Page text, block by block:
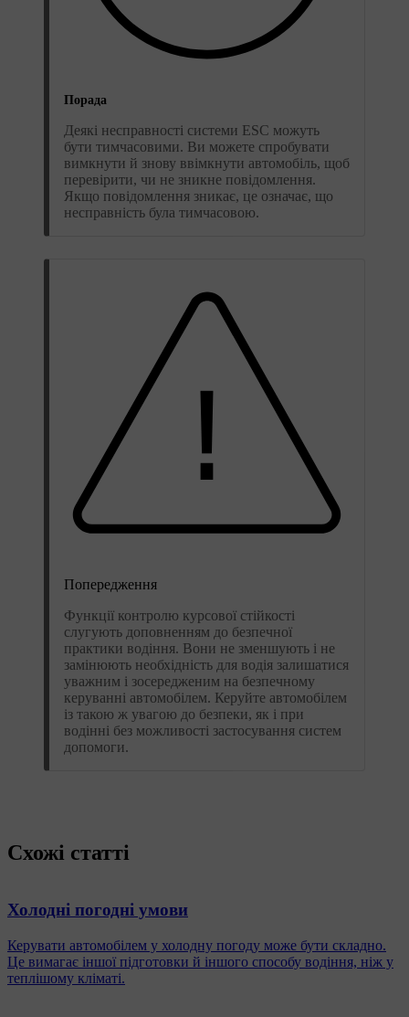
Порада
Деякі несправності системи ESC можуть
бути тимчасовими. Ви можете спробувати
вимкнути й знову ввімкнути автомобіль, щоб
перевірити, чи не зникне повідомлення.
Якщо повідомлення зникає, це означає, що
несправність була тимчасовою.
Попередження
Функції контролю курсової стійкості
слугують доповненням до безпечної
практики водіння. Вони не зменшують і не
замінюють необхідність для водія залишатися
уважним і зосередженим на безпечному
керуванні автомобілем. Керуйте автомобілем
із такою ж увагою до безпеки, як і при
водінні без можливості застосування систем
допомоги.
Схожі статті
Холодні погодні умови
Керувати автомобілем у холодну погоду може бути складно.
Це вимагає іншої підготовки й іншого способу водіння, ніж у
теплішому кліматі.